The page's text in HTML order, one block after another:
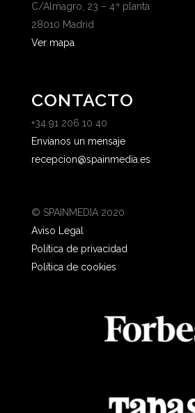
C/Almagro, 23 – 4ª planta
28010 Madrid
Ver mapa
CONTACTO
+34 91 206 10 40
Envíanos un mensaje
recepcion@spainmedia.es
© SPAINMEDIA 2020
Aviso Legal
Política de privacidad
Política de cookies